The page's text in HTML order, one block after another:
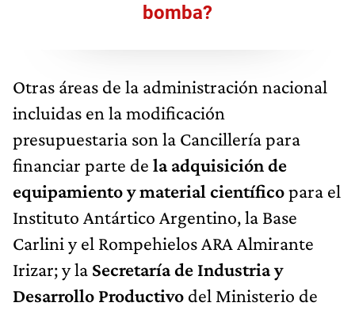
bomba?
Otras áreas de la administración nacional
incluidas en la modificación
presupuestaria son la Cancillería para
financiar parte de la adquisición de
equipamiento y material científicopara el
Instituto Antártico Argentino, la Base
Carlini y el Rompehielos ARA Almirante
Irizar; y la Secretaría de Industria y
Desarrollo Productivo del Ministerio de